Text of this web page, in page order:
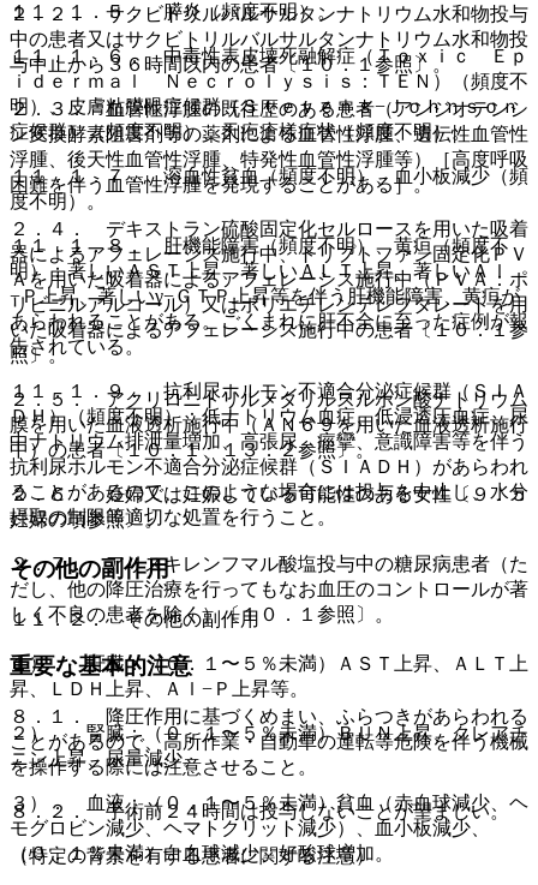
２．２． サクビトリルバルサルタンナトリウム水和物投与
中の患者又はサクビトリルバルサルタンナトリウム水和物投
与中止から３６時間以内の患者〔１０．１参照〕。
２．３． 血管性浮腫の既往歴のある患者（アンジオテンシ
ン変換酵素阻害剤等の薬剤による血管性浮腫、遺伝性血管性
浮腫、後天性血管性浮腫、特発性血管性浮腫等）［高度呼吸
困難を伴う血管性浮腫を発現することがある］。
２．４． デキストラン硫酸固定化セルロースを用いた吸着
器によるアフェレーシス施行中、トリプトファン固定化ＰＶ
Ａを用いた吸着器によるアフェレーシス施行中（ＰＶＡ：ポ
リビニルアルコール）又はポリエチレンテレフタレートを用
いた吸着器によるアフェレーシス施行中の患者〔１０．１参
照〕。
２．５． アクリロニトリルメタリルスルホン酸ナトリウム
膜を用いた血液透析施行中（ＡＮ６９を用いた血液透析施行
中）の患者〔１０．１、１３．２参照〕。
２．６． 妊婦又は妊娠している可能性のある女性〔９．５
妊婦の項参照〕。
２．７． アリスキレンフマル酸塩投与中の糖尿病患者（た
だし、他の降圧治療を行ってもなお血圧のコントロールが著
しく不良の患者を除く）〔１０．１参照〕。
重要な基本的注意
８．１． 降圧作用に基づくめまい、ふらつきがあらわれる
ことがあるので、高所作業・自動車の運転等危険を伴う機械
を操作する際には注意させること。
８．２． 手術前２４時間は投与しないことが望ましい。
（特定の背景を有する患者に関する注意）
１１．１．５． 膵炎（頻度不明）。
１１．１．６． 中毒性表皮壊死融解症（Ｔｏｘｉｃ Ｅｐ
ｉｄｅｒｍａｌ Ｎｅｃｒｏｌｙｓｉｓ：ＴＥＮ）（頻度不
明）、皮膚粘膜眼症候群（Ｓｔｅｖｅｎｓ−Ｊｏｈｎｓｏｎ
症候群）（頻度不明）、天疱瘡様症状（頻度不明）。
１１．１．７． 溶血性貧血（頻度不明）、血小板減少（頻
度不明）。
１１．１．８． 肝機能障害（頻度不明）、黄疸（頻度不
明）：著しいＡＳＴ上昇、著しいＡＬＴ上昇、著しいＡｌ
−Ｐ上昇、著しいγ−ＧＴＰ上昇等を伴う肝機能障害、黄疸が
あらわれることがある。ごくまれに肝不全に至った症例が報
告されている。
１１．１．９． 抗利尿ホルモン不適合分泌症候群（ＳＩＡ
ＤＨ）（頻度不明）：低ナトリウム血症、低浸透圧血症、尿
中ナトリウム排泄量増加、高張尿、痙攣、意識障害等を伴う
抗利尿ホルモン不適合分泌症候群（ＳＩＡＤＨ）があらわれ
ることがあるので、このような場合には投与を中止し、水分
摂取の制限等適切な処置を行うこと。
その他の副作用
１１．２． その他の副作用
１）． 肝臓：（０．１〜５％未満）ＡＳＴ上昇、ＡＬＴ上
昇、ＬＤＨ上昇、Ａｌ−Ｐ上昇等。
２）． 腎臓：（０．１〜５％未満）ＢＵＮ上昇、クレアチ
ニン上昇、尿量減少。
３）． 血液：（０．１〜５％未満）貧血（赤血球減少、ヘ
モグロビン減少、ヘマトクリット減少）、血小板減少、
（０．１％未満）白血球減少、好酸球増加。